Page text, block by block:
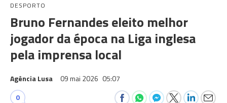
DESPORTO
Bruno Fernandes eleito melhor
jogador da época na Liga inglesa
pela imprensa local
Agência Lusa 09 mai 2026 05:07
0